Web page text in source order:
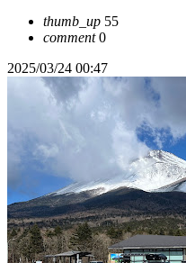
thumb_up 55
comment0
2025/03/24 00:47